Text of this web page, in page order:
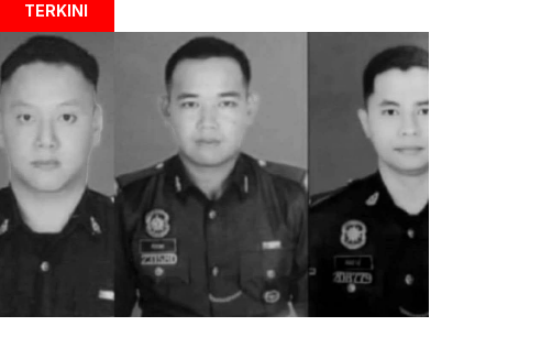
TERKINI